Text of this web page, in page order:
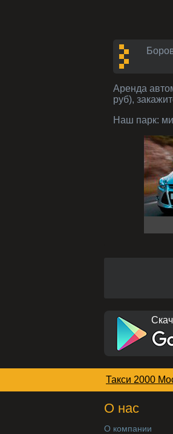
Аренда
руб),
Наш парк:
Такси 2000
О нас
О компании